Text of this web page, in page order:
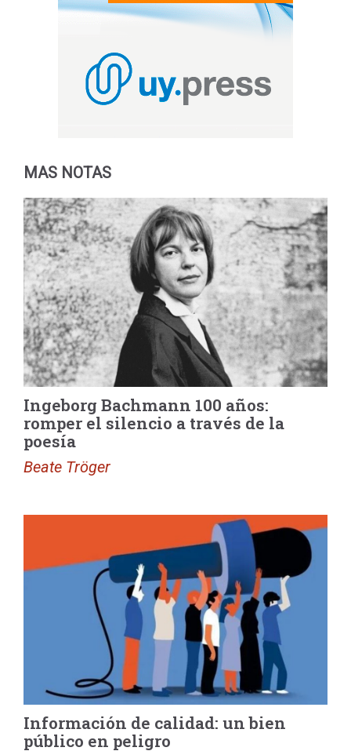
MAS NOTAS
Ingeborg Bachmann 100 años:
romper el silencio a través de la
poesía
Beate Tröger
Información de calidad: un bien
público en peligro